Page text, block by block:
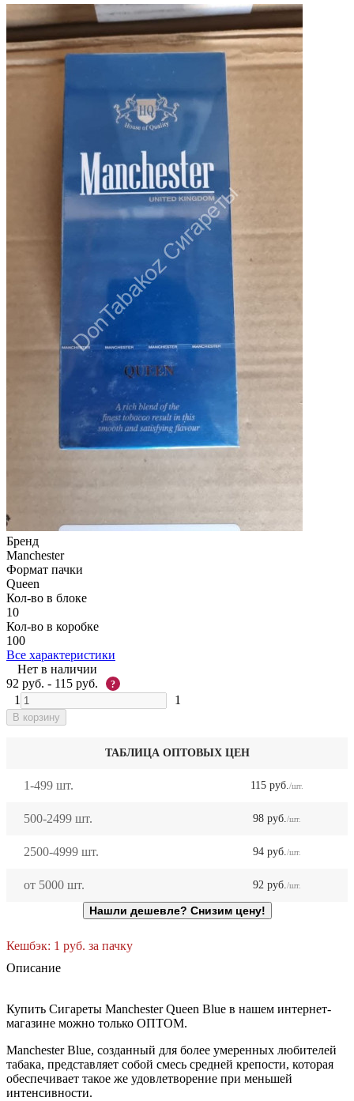
Бренд
Manchester
Формат пачки
Queen
Кол-во в блоке
10
Кол-во в коробке
100
Все характеристики
Нет в наличии
92 руб. - 115 руб. ?
1 1
В корзину
ТАБЛИЦА ОПТОВЫХ ЦЕН
1-499 шт. 115 руб. /шт.
500-2499 шт. 98 руб. /шт.
2500-4999 шт. 94 руб. /шт.
от 5000 шт. 92 руб. /шт.
Кешбэк: 1 руб. за пачку
Описание
Купить Сигареты Manchester Queen Blue в нашем интернет-
магазине можно только ОПТОМ.
Manchester Blue, созданный для более умеренных любителей
табака, представляет собой смесь средней крепости, которая
обеспечивает такое же удовлетворение при меньшей
интенсивности.